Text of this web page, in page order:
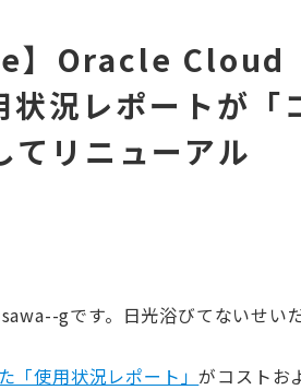
】Oracle Cloud
レポートが「
てリニューアル
gです。日光浴びてないせい
「使用状況レポート」がコストお